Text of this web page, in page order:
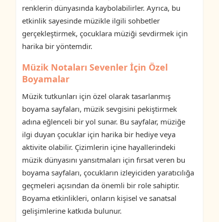
renklerin dünyasında kaybolabilirler. Ayrıca, bu
etkinlik sayesinde müzikle ilgili sohbetler
gerçekleştirmek, çocuklara müziği sevdirmek için
harika bir yöntemdir.
Müzik Notaları Sevenler İçin Özel
Boyamalar
Müzik tutkunları için özel olarak tasarlanmış
boyama sayfaları, müzik sevgisini pekiştirmek
adına eğlenceli bir yol sunar. Bu sayfalar, müziğe
ilgi duyan çocuklar için harika bir hediye veya
aktivite olabilir. Çizimlerin içine hayallerindeki
müzik dünyasını yansıtmaları için fırsat veren bu
boyama sayfaları, çocukların izleyiciden yaratıcılığa
geçmeleri açısından da önemli bir role sahiptir.
Boyama etkinlikleri, onların kişisel ve sanatsal
gelişimlerine katkıda bulunur.